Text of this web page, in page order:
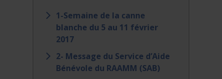
1-Semaine de la canne
blanche du 5 au 11 février
2017
2- Message du Service d’Aide
Bénévole du RAAMM (SAB)